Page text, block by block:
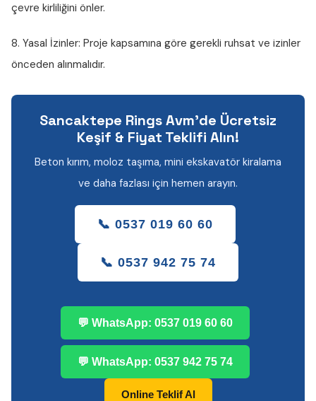
çevre kirliliğini önler.
8. Yasal İzinler: Proje kapsamına göre gerekli ruhsat ve izinler
önceden alınmalıdır.
Sancaktepe Rings Avm'de Ücretsiz
Keşif & Fiyat Teklifi Alın!
Beton kırım, moloz taşıma, mini ekskavatör kiralama
ve daha fazlası için hemen arayın.
📞 0537 019 60 60
📞 0537 942 75 74
💬 WhatsApp: 0537 019 60 60
💬 WhatsApp: 0537 942 75 74
Online Teklif Al